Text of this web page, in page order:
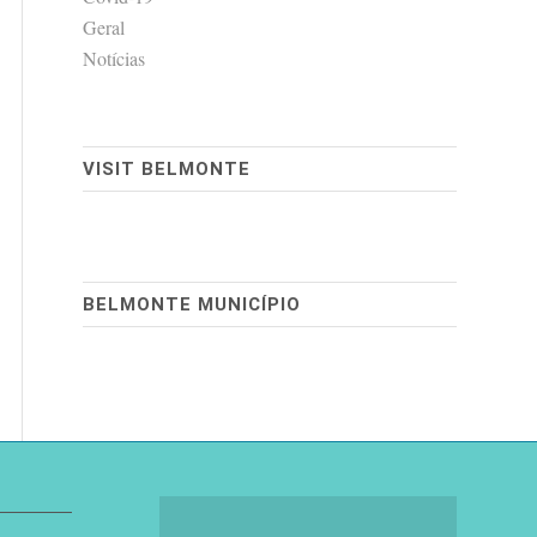
Geral
Notícias
VISIT BELMONTE
BELMONTE MUNICÍPIO